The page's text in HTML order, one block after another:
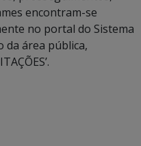
encontram-se
no portal do Sistema
da área pública,